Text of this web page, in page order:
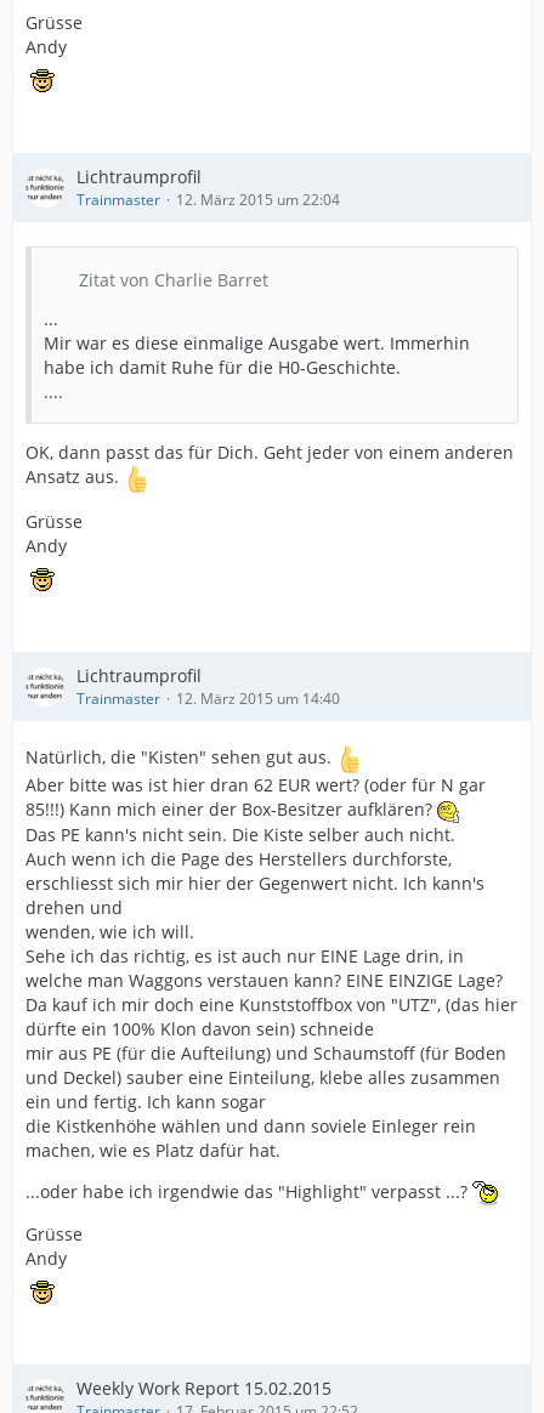
Grüsse
Andy
Lichtraumprofil
Trainmaster 12. März 2015 um 22:04
Zitat von Charlie Barret
...
Mir war es diese einmalige Ausgabe wert. Immerhin
habe ich damit Ruhe für die H0-Geschichte.
....
OK, dann passt das für Dich. Geht jeder von einem anderen
Ansatz aus.
Grüsse
Andy
Lichtraumprofil
Trainmaster 12. März 2015 um 14:40
Natürlich, die "Kisten" sehen gut aus.
Aber bitte was ist hier dran 62 EUR wert? (oder für N gar
85!!!) Kann mich einer der Box-Besitzer aufklären?
Das PE kann's nicht sein. Die Kiste selber auch nicht.
Auch wenn ich die Page des Herstellers durchforste,
erschliesst sich mir hier der Gegenwert nicht. Ich kann's
drehen und
wenden, wie ich will.
Sehe ich das richtig, es ist auch nur EINE Lage drin, in
welche man Waggons verstauen kann? EINE EINZIGE Lage?
Da kauf ich mir doch eine Kunststoffbox von "UTZ", (das hier
dürfte ein 100% Klon davon sein) schneide
mir aus PE (für die Aufteilung) und Schaumstoff (für Boden
und Deckel) sauber eine Einteilung, klebe alles zusammen
ein und fertig. Ich kann sogar
die Kistkenhöhe wählen und dann soviele Einleger rein
machen, wie es Platz dafür hat.
...oder habe ich irgendwie das "Highlight" verpasst ...?
Grüsse
Andy
Weekly Work Report 15.02.2015